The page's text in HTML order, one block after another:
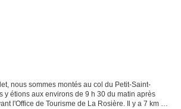
nous sommes montés au col du Petit-Saint-
y étions aux environs de 9 h 30 du matin après
l'Office de Tourisme de La Rosière. Il y a 7 km par